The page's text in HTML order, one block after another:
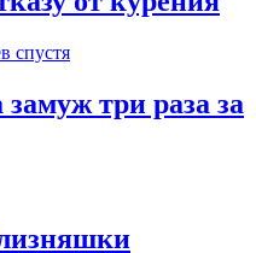
спустя
три раза за